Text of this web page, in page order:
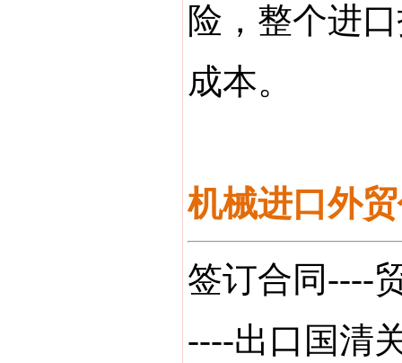
险，整个进
成本。
机械进口外
签订合同----
----出口国清